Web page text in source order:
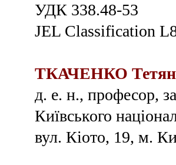
УДК 338.48-53
JEL Classification
ТКАЧЕНКО
д. е. н., професор,
Київського
вул. Кіото, 19, м.